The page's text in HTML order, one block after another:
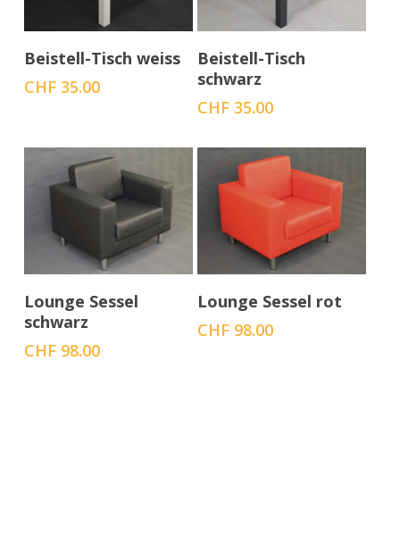
In den Warenkorb
Beistell-Tisch weiss
CHF35.00
In den Warenkorb
Beistell-Tisch
schwarz
CHF 35.00
In den Warenkorb
Lounge Sessel
schwarz
CHF98.00
In den Warenkorb
Lounge Sessel rot
CHF 98.00